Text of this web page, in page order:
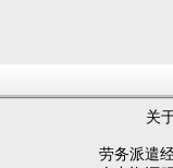
关
劳务派遣